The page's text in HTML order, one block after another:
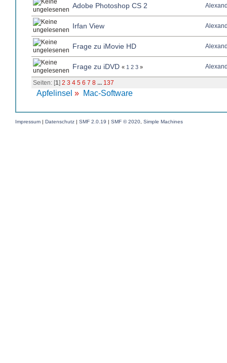
Adobe Photoshop CS 2
Irfan View
Frage zu iMovie HD
Frage zu iDVD « 1 2 3 »
Seiten: [1] 2 3 4 5 6 7 8 ... 137
Apfelinsel » Mac-Software
Impressum Datenschutz SMF 2.0.19 SMF © 2020, Simple Machines